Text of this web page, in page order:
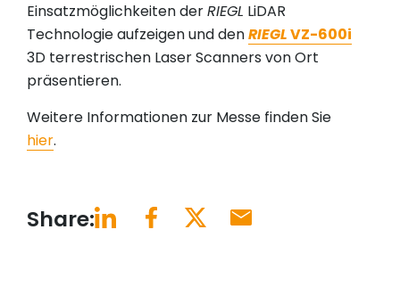
Einsatzmöglichkeiten derRIEGL LiDAR
Technologie aufzeigen und denRIEGLVZ-600i
3D terrestrischen Laser Scanners von Ort
präsentieren.
Weitere Informationen zur Messe finden Sie
hier.
Share: